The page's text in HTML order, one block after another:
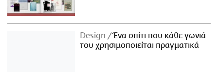
Design
Ένα σπίτι που κάθε γωνιά
του χρησιμοποιείται πραγματικά